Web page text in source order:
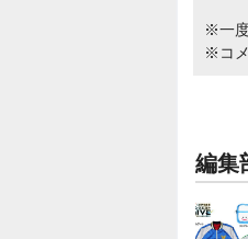
※一
※コ
編集